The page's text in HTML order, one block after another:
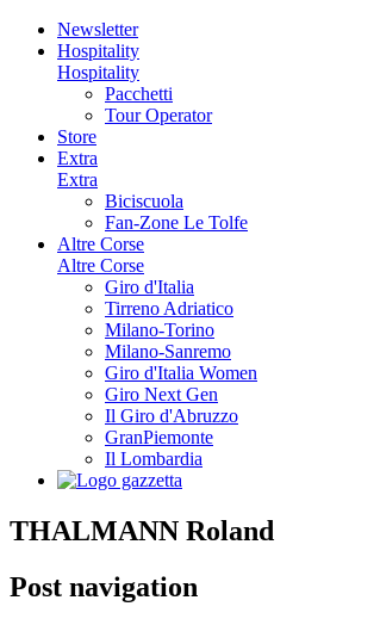
Newsletter
Hospitality
Hospitality
Pacchetti
Tour Operator
Store
Extra
Extra
Biciscuola
Fan-Zone Le Tolfe
Altre Corse
Altre Corse
Giro d'Italia
Tirreno Adriatico
Milano-Torino
Milano-Sanremo
Giro d'Italia Women
Giro Next Gen
Il Giro d'Abruzzo
GranPiemonte
Il Lombardia
THALMANN Roland
Post navigation